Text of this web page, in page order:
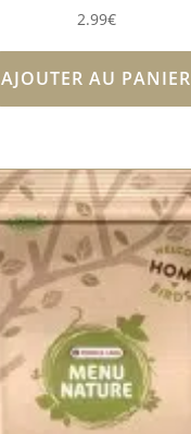
2.99€
AJOUTER AU PANIER